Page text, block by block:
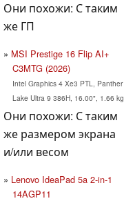
Они похожи: С таким
же ГП
MSI Prestige 16 Flip AI+
C3MTG (2026)
Intel Graphics 4 Xe3 PTL, Panther
Lake Ultra 9 386H, 16.00", 1.66 kg
Они похожи: С таким
же размером экрана
и/или весом
Lenovo IdeaPad 5a 2-in-1
14AGP11